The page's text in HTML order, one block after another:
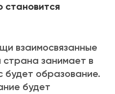
становится
взаимосвязанные
занимает в
будет образование.
будет